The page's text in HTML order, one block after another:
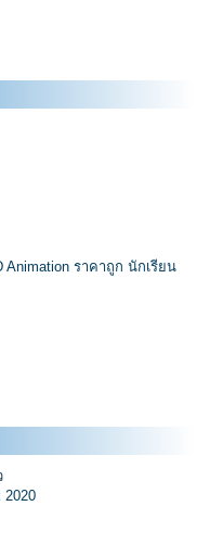
ราคาถูก นักเรียน
2020